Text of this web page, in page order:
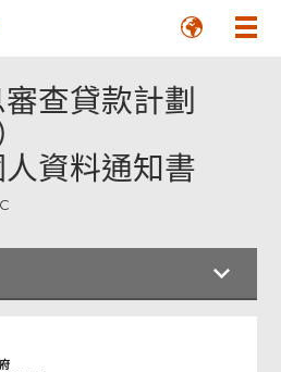
查貸款計劃
資料通知書